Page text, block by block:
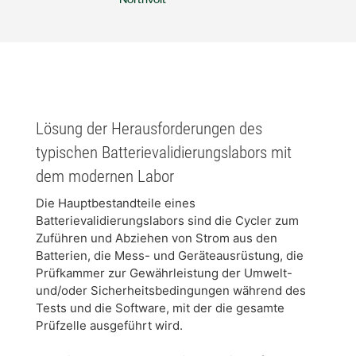
​Lösung der Herausforderungen des
typischen Batterievalidierungslabors mit
dem modernen Labor​
Die Hauptbestandteile eines
Batterievalidierungslabors sind die Cycler zum
Zuführen und Abziehen von Strom aus den
Batterien, die Mess- und Geräteausrüstung, die
Prüfkammer zur Gewährleistung der Umwelt-
und/oder Sicherheitsbedingungen während des
Tests und die Software, mit der die gesamte
Prüfzelle ausgeführt wird.